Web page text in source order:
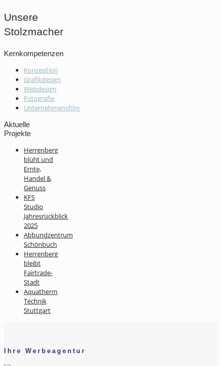
Unsere
Stolzmacher
Kernkompetenzen
Konzeption
Grafikdesign
Webdesign
Fotografie
Unternehmensfilm
Aktuelle
Projekte
Herrenberg
blüht und
Ernte,
Handel &
Genuss
KFS
Studio
Jahresrückblick
2025
Abbundzentrum
Schönbuch
Herrenberg
bleibt
Fairtrade-
Stadt
Aquatherm
Technik
Stuttgart
Ihre Werbeagentur